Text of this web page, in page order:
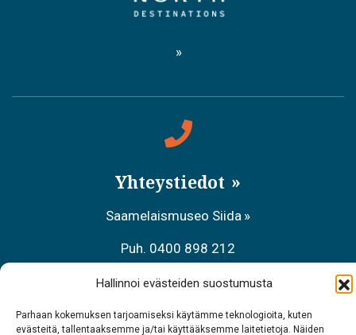
Hallinnoi evästeiden suostumusta
Parhaan kokemuksen tarjoamiseksi käytämme teknologioita, kuten
evästeitä, tallentaaksemme ja/tai käyttääksemme laitetietoja. Näiden
Yhteystiedot
Saamelaismuseo Siida
Puh. 0400 898 212
Metsähallituksen asiakaspalvelu
Puh. 0206 39 7740